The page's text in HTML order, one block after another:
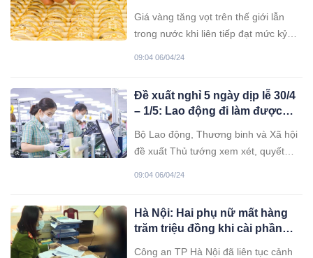
Giá vàng tăng vọt trên thế giới lẫn
trong nước khi liên tiếp đạt mức kỷ
09:04 06/04/24
Đề xuất nghỉ 5 ngày dịp lễ 30/4
– 1/5: Lao động đi làm được
Bộ Lao động, Thương binh và Xã hội
đề xuất Thủ tướng xem xét, quyết
09:04 06/04/24
Hà Nội: Hai phụ nữ mất hàng
trăm triệu đồng khi cài phần
Công an TP Hà Nội đã liên tục cảnh